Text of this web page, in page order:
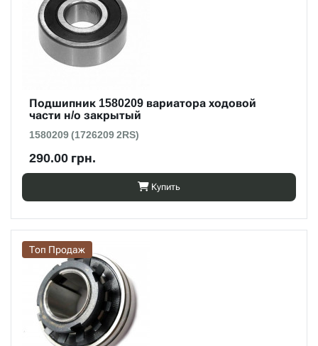
Подшипник 1580209 вариатора ходовой
части н/о закрытый
1580209 (1726209 2RS)
290.00 грн.
Купить
Топ Продаж